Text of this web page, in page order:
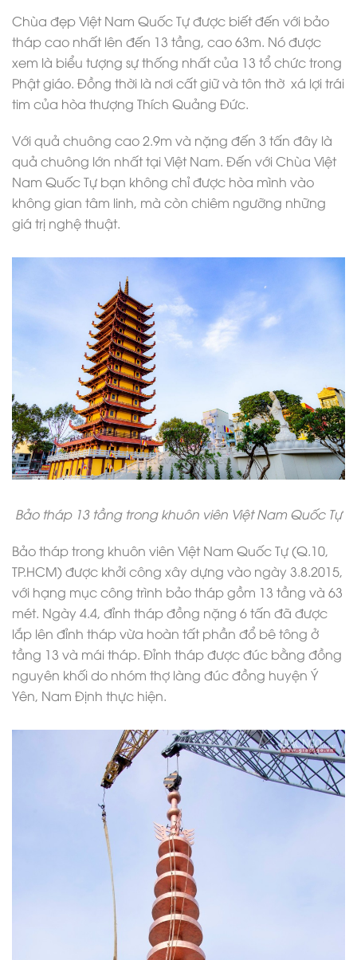
Chùa đẹpViệt Nam Quốc Tự được biết đến với bảo
tháp cao nhất lên đến 13 tầng, cao 63m. Nó được
xem là biểu tượng sự thống nhất của 13 tổ chức trong
Phật giáo. Đồng thời là nơi cất giữ và tôn thờ xá lợi trái
tim của hòa thượng Thích Quảng Đức.
Với quả chuông cao 2.9m và nặng đến 3 tấn đây là
quả chuông lớn nhất tại Việt Nam. Đến với Chùa Việt
Nam Quốc Tự bạn không chỉ được hòa mình vào
không gian tâm linh, mà còn chiêm ngưỡng những
giá trị nghệ thuật.
Bảo tháp 13 tầng trong khuôn viên Việt Nam Quốc Tự
Bảo tháp trong khuôn viên Việt Nam Quốc Tự (Q.10,
TP.HCM) được khởi công xây dựng vào ngày 3.8.2015,
với hạng mục công trình bảo tháp gồm 13 tầng và 63
mét. Ngày 4.4, đỉnh tháp đồng nặng 6 tấn đã được
lắp lên đỉnh tháp vừa hoàn tất phần đổ bê tông ở
tầng 13 và mái tháp. Đỉnh tháp được đúc bằng đồng
nguyên khối do nhóm thợ làng đúc đồng huyện Ý
Yên, Nam Định thực hiện.